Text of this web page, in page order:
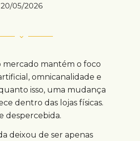
20/05/2026
mercado mantém o foco
omnicanalidade e
isso, uma mudança
dentro das lojas físicas.
despercebida.
deixou de ser apenas